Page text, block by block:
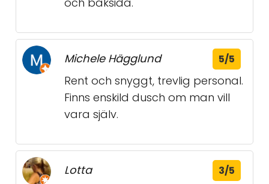
Michele Hägglund 5/5
Rent och snyggt, trevlig personal.
Finns enskild dusch om man vill
vara själv.
Lotta 3/5